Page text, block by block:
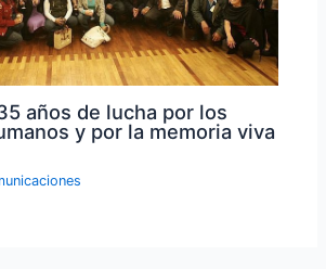
años de lucha por los
y por la memoria viva